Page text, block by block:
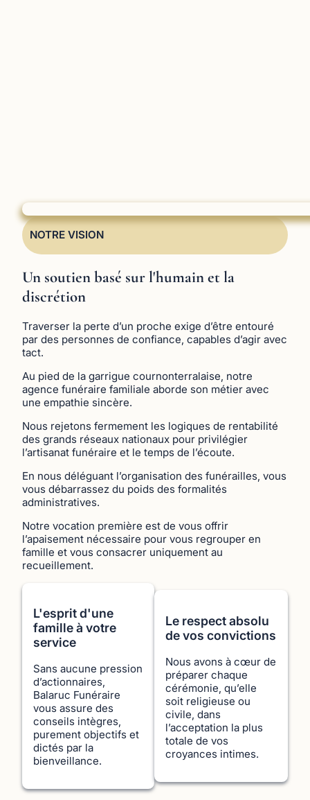
NOTRE VISION
Un soutien basé sur l'humain et la
discrétion
Traverser la perte d’un proche exige d’être entouré
par des personnes de confiance, capables d’agir avec
tact.
Au pied de la garrigue cournonterralaise, notre
agence funéraire familiale aborde son métier avec
une empathie sincère.
Nous rejetons fermement les logiques de rentabilité
des grands réseaux nationaux pour privilégier
l’artisanat funéraire et le temps de l’écoute.
En nous déléguant l’organisation des funérailles, vous
vous débarrassez du poids des formalités
administratives.
Notre vocation première est de vous offrir
l’apaisement nécessaire pour vous regrouper en
famille et vous consacrer uniquement au
recueillement.
L'esprit d'une
famille à votre
service
Sans aucune pression
d’actionnaires,
Balaruc Funéraire
vous assure des
conseils intègres,
purement objectifs et
dictés par la
bienveillance.
Le respect absolu
de vos convictions
Nous avons à cœur de
préparer chaque
cérémonie, qu’elle
soit religieuse ou
civile, dans
l’acceptation la plus
totale de vos
croyances intimes.